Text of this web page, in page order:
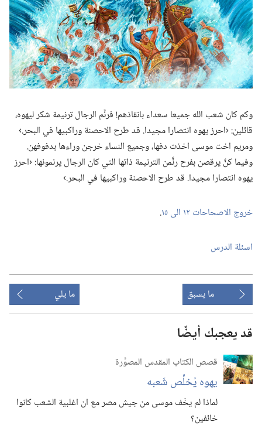
وكم كان شعب الله جميعا سعداء بانقاذهم!‏ فرنَّم الرجال ترنيمة شكر ليهوه،‏
قائلين:‏ ‹احرز يهوه انتصارا مجيدا.‏ قد طرح الاحصنة وراكبيها في البحر.‏›
ومريم اخت موسى اخذت دفها،‏ وجميع النساء خرجن وراءها بدفوفهن.‏
وفيما كنَّ يرقصن بفرح رنَّمن الترنيمة ذاتها التي كان الرجال يرنمونها:‏ ‹احرز
يهوه انتصارا مجيدا.‏ قد طرح الاحصنة وراكبيها في البحر.‏›‏
خروج الاصحاحات ١٢ الى ١٥ ‏.‏
اسئلة الدرس
ما يسبق ما يلي
قد يعجبك أيضًا
قصص الكتاب المقدس المصوَّرة
يهوه يُخلِّص شَعبه
لماذا لم يخَف موسى من جيش مصر مع ان اغلبية الشعب كانوا
خائفين؟‏